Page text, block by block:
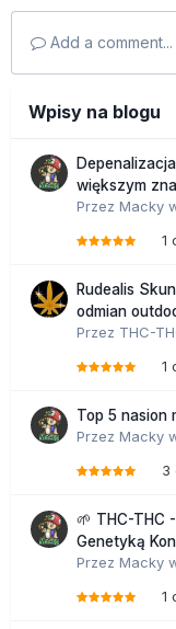
Add a comment...
Wpisy na blogu
większym
Przez Macky
1
Rudealis
odmian
Przez THC-
1
Top 5 nasion
Przez Macky
3
🌱 THC-THC
Genetyką
Przez Macky
1